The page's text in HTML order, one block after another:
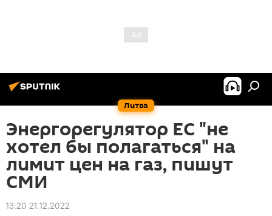
Литва
Энергорегулятор ЕС "не
хотел бы полагаться" на
лимит цен на газ, пишут
СМИ
13:20 21.12.2022